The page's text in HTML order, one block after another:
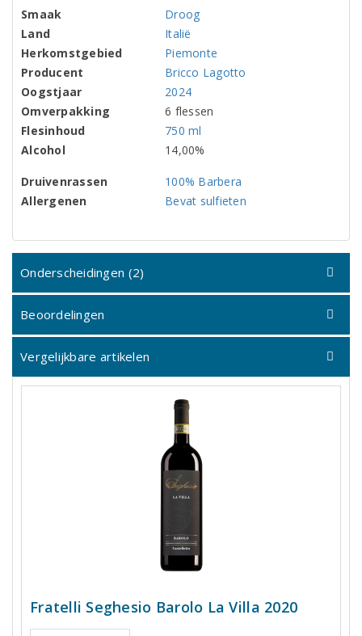
Smaak
Droog
Land
Italië
Herkomstgebied
Piemonte
Producent
Bricco Lagotto
Oogstjaar
2024
Omverpakking
6 flessen
Flesinhoud
750 ml
Alcohol
14,00%
Druivenrassen
100% Barbera
Allergenen
Bevat sulfieten
Onderscheidingen (2)
Beoordelingen
Vergelijkbare artikelen
Fratelli Seghesio Barolo La Villa 2020